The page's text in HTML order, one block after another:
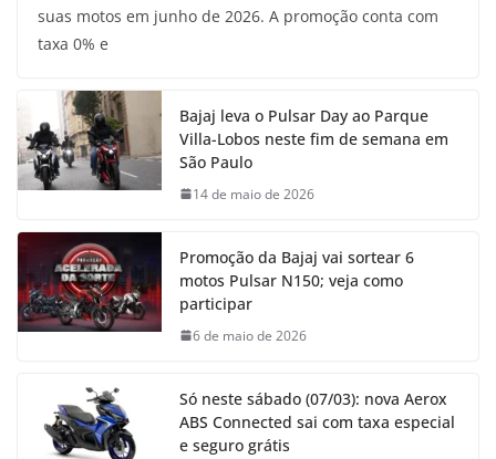
suas motos em junho de 2026. A promoção conta com
taxa 0% e
Bajaj leva o Pulsar Day ao Parque
Villa-Lobos neste fim de semana em
São Paulo
14 de maio de 2026
Promoção da Bajaj vai sortear 6
motos Pulsar N150; veja como
participar
6 de maio de 2026
Só neste sábado (07/03): nova Aerox
ABS Connected sai com taxa especial
e seguro grátis